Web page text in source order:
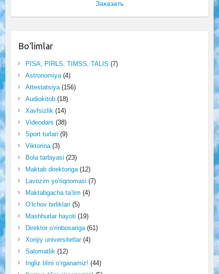
Заказать
Bo‘limlar
PISA, PIRLS, TIMSS, TALIS (7)
Astronomiya(4)
Attestatsiya(156)
Audiokitob(18)
Xavfsizlik(14)
Videodars (38)
Sport turlari (9)
Viktorina(3)
Bola tarbiyasi (23)
Maktab direktoriga(12)
Lavozim yo'riqnomasi (7)
Maktabgacha ta’lim (4)
O‘lchov birliklari (5)
Mashhurlar hayoti (19)
Direktor o‘rinbosariga(61)
Xorijiy universitetlar(4)
Salomatlik(12)
Ingliz tilini o‘rganamiz! (44)